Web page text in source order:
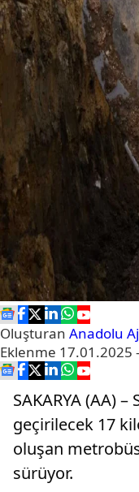
Oluşturan Anadolu
Eklenme 17.01.2025
SAKARYA (AA)
geçirilecek 17
oluşan
sürüyor.